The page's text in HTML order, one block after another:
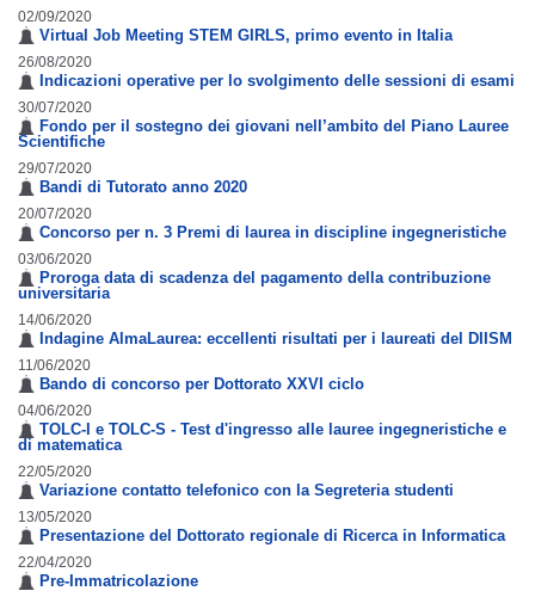
02/09/2020
Virtual Job Meeting STEM GIRLS, primo evento in Italia
26/08/2020
Indicazioni operative per lo svolgimento delle sessioni di esami
30/07/2020
Fondo per il sostegno dei giovani nell’ambito del Piano Lauree
Scientifiche
29/07/2020
Bandi di Tutorato anno 2020
20/07/2020
Concorso per n. 3 Premi di laurea in discipline ingegneristiche
03/06/2020
Proroga data di scadenza del pagamento della contribuzione
universitaria
14/06/2020
Indagine AlmaLaurea: eccellenti risultati per i laureati del DIISM
11/06/2020
Bando di concorso per Dottorato XXVI ciclo
04/06/2020
TOLC-I e TOLC-S - Test d'ingresso alle lauree ingegneristiche e
di matematica
22/05/2020
Variazione contatto telefonico con la Segreteria studenti
13/05/2020
Presentazione del Dottorato regionale di Ricerca in Informatica
22/04/2020
Pre-Immatricolazione